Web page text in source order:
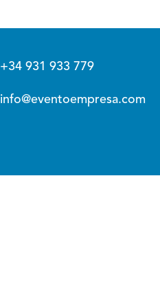
+34 931 933 779
info@eventoempresa.com